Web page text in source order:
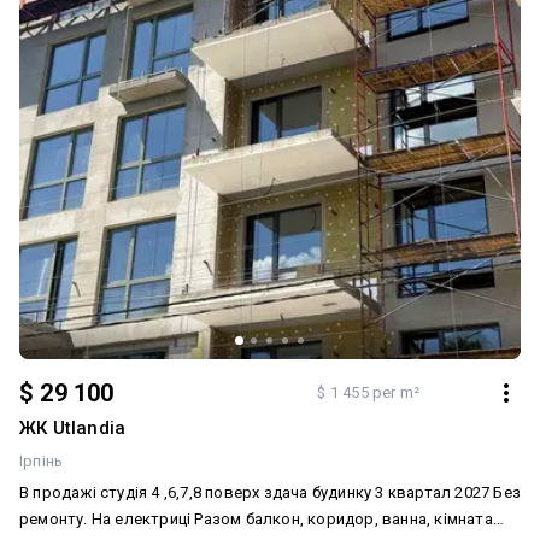
$ 29 100 $ 1 455 per m²
ЖК Utlandia
Ірпінь
В продажі студія 4 ,6,7,8 поверх здача будинку 3 квартал 2027 Без
ремонту. На електриці Разом балкон, коридор, ванна, кімната